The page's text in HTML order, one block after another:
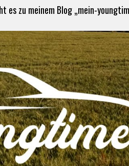
es zu meinem Blog „mein-